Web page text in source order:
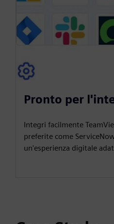
Pronto per
Integri facilmente
preferite come
un'esperienza digitale